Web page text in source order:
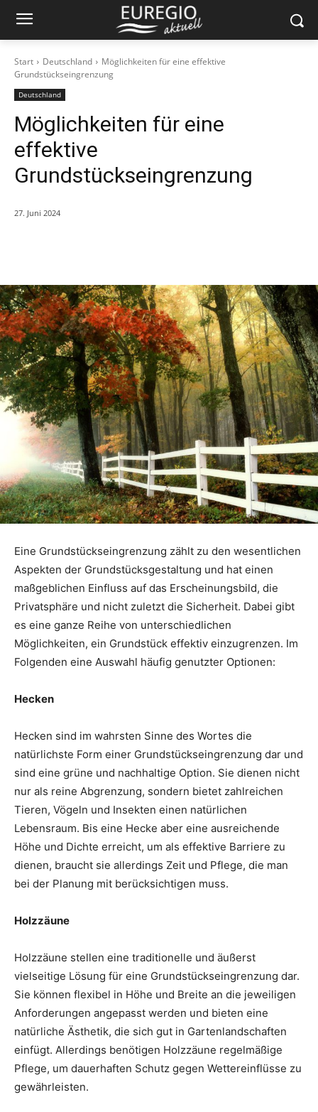
Start Deutschland
Möglichkeiten für eine effektive
Grundstückseingrenzung
Deutschland
Möglichkeiten für eine
effektive
Grundstückseingrenzung
27. Juni 2024
Eine Grundstückseingrenzung zählt zu den wesentlichen
Aspekten der Grundstücksgestaltung und hat einen
maßgeblichen Einfluss auf das Erscheinungsbild, die
Privatsphäre und nicht zuletzt die Sicherheit. Dabei gibt
es eine ganze Reihe von unterschiedlichen
Möglichkeiten, ein Grundstück effektiv einzugrenzen. Im
Folgenden eine Auswahl häufig genutzter Optionen:
Hecken
Hecken sind im wahrsten Sinne des Wortes die
natürlichste Form einer Grundstückseingrenzung dar und
sind eine grüne und nachhaltige Option. Sie dienen nicht
nur als reine Abgrenzung, sondern bietet zahlreichen
Tieren, Vögeln und Insekten einen natürlichen
Lebensraum. Bis eine Hecke aber eine ausreichende
Höhe und Dichte erreicht, um als effektive Barriere zu
dienen, braucht sie allerdings Zeit und Pflege, die man
bei der Planung mit berücksichtigen muss.
Holzzäune
Holzzäune stellen eine traditionelle und äußerst
vielseitige Lösung für eine Grundstückseingrenzung dar.
Sie können flexibel in Höhe und Breite an die jeweiligen
Anforderungen angepasst werden und bieten eine
natürliche Ästhetik, die sich gut in Gartenlandschaften
einfügt. Allerdings benötigen Holzzäune regelmäßige
Pflege, um dauerhaften Schutz gegen Wettereinflüsse zu
gewährleisten.